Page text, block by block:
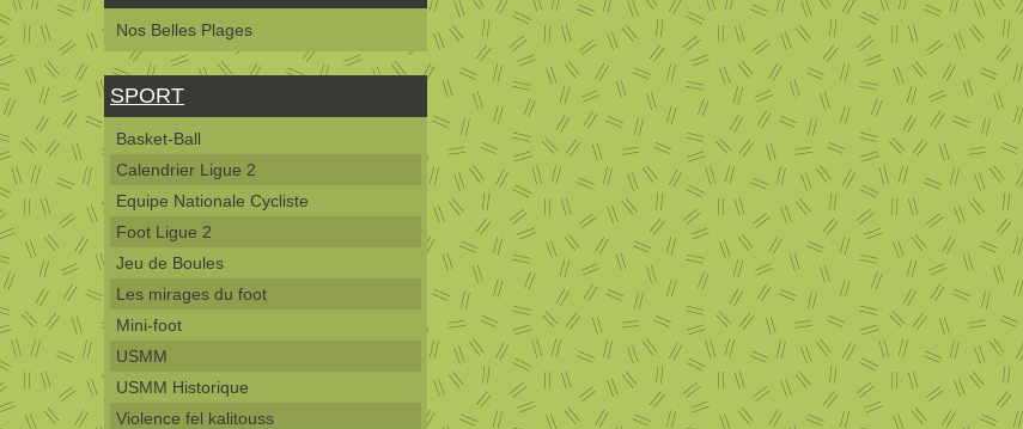
Nos Belles Plages
SPORT
Basket-Ball
Calendrier Ligue 2
Equipe Nationale Cycliste
Foot Ligue 2
Jeu de Boules
Les mirages du foot
Mini-foot
USMM
USMM Historique
Violence fel kalitouss